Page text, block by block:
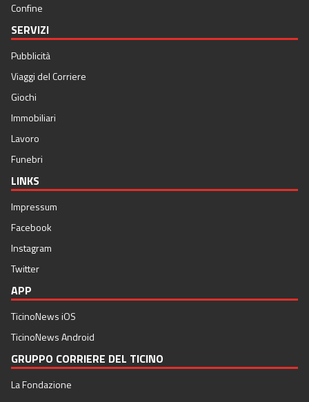
Confine
SERVIZI
Pubblicità
Viaggi del Corriere
Giochi
Immobiliari
Lavoro
Funebri
LINKS
Impressum
Facebook
Instagram
Twitter
APP
TicinoNews iOS
TicinoNews Android
GRUPPO CORRIERE DEL TICINO
La Fondazione